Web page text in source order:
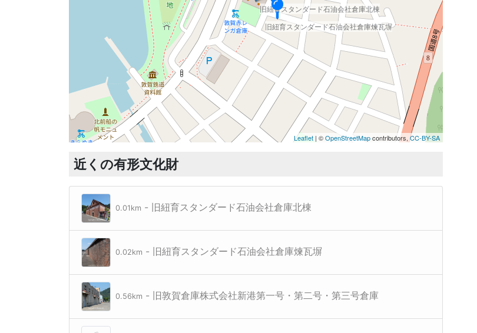
旧紐育スタンダード石油会社倉庫北棟
旧紐育スタンダード石油会社倉庫煉瓦塀
Leaflet | ©OpenStreetMapcontributors,CC-BY-SA
近くの有形文化財
0.01km - 旧紐育スタンダード石油会社倉庫北棟
0.02km - 旧紐育スタンダード石油会社倉庫煉瓦塀
0.56km - 旧敦賀倉庫株式会社新港第一号・第二号・第三号倉庫